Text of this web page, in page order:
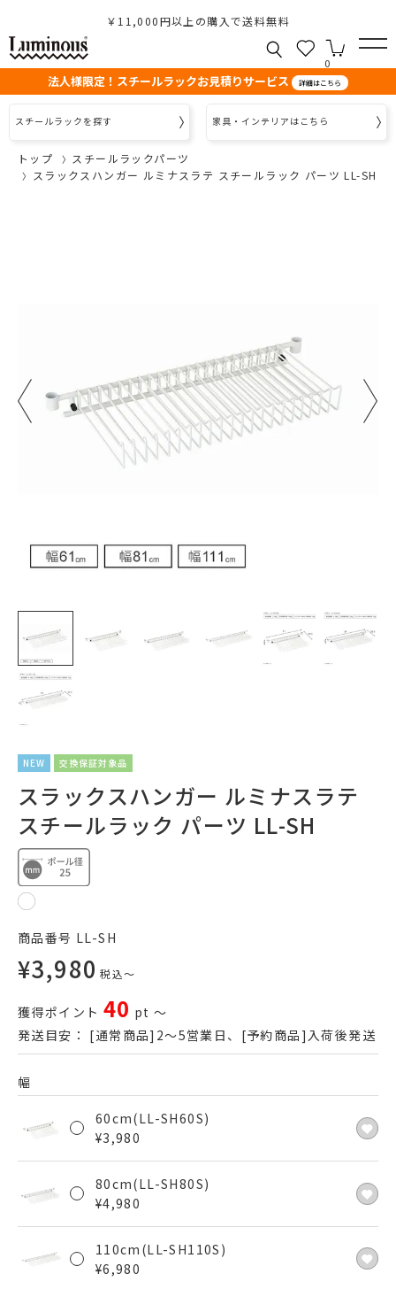
￥11,000円以上の購入で送料無料
0
法人様限定！スチールラックお見積りサービス 詳細はこちら
スチールラックを探す 家具・インテリアはこちら
トップ
スチールラックパーツ
スラックスハンガー ルミナスラテ スチールラック パーツ LL-SH
NEW 交換保証対象品
スラックスハンガー ルミナスラテ
スチールラック パーツ LL-SH
商品番号 LL-SH
¥3,980 税込〜
獲得ポイント 40 pt 〜
発送目安： [通常商品]2～5営業日、[予約商品]入荷後発送
幅
60cm(LL-SH60S)
¥3,980
80cm(LL-SH80S)
¥4,980
110cm(LL-SH110S)
¥6,980